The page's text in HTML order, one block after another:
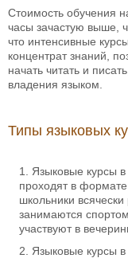
Стоимость обучения
часы зачастую выше,
что интенсивные
концентрат знаний,
начать читать и
владения языком.
Типы языковых
Языковые курсы
проходят в
школьники всячески
занимаются
участвуют в
Языковые курсы